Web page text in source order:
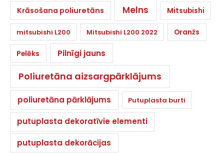
Krāsošana poliuretāns Melns Mitsubishi
mitsubishi L200 Mitsubishi L200 2022 Oranžs
Pelēks Pilnīgi jauns
Poliuretāna aizsargpārklājums
poliuretāna pārklājums Putuplasta burti
putuplasta dekoratīvie elementi
putuplasta dekorācijas